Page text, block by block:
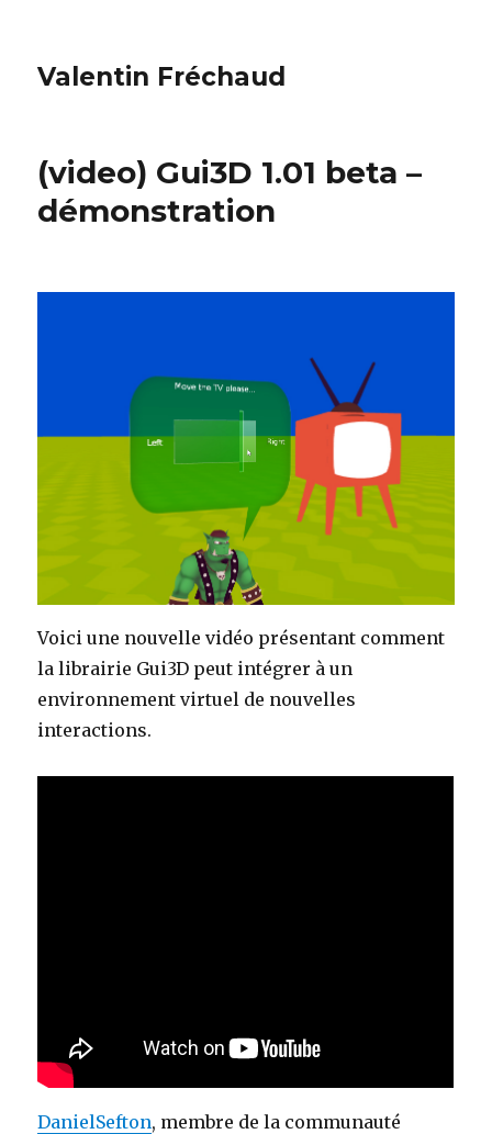
Valentin Fréchaud
(video) Gui3D 1.01 beta –
démonstration
Voici une nouvelle vidéo présentant comment
la librairie Gui3D peut intégrer à un
environnement virtuel de nouvelles
interactions.
DanielSefton, membre de la communauté